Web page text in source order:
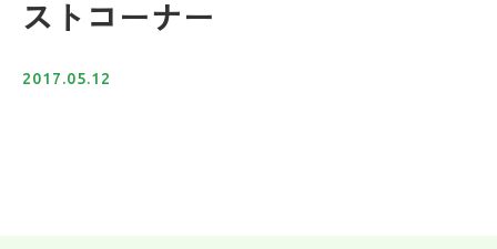
ストコーナー
2017.05.12